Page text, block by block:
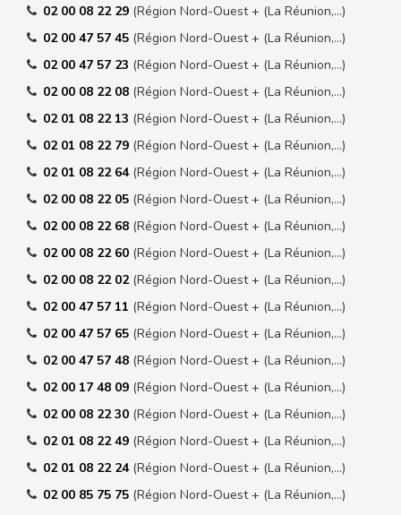
02 00 08 22 29 (Région Nord-Ouest + (La Réunion,…)
02 00 47 57 45 (Région Nord-Ouest + (La Réunion,…)
02 00 47 57 23 (Région Nord-Ouest + (La Réunion,…)
02 00 08 22 08 (Région Nord-Ouest + (La Réunion,…)
02 01 08 22 13 (Région Nord-Ouest + (La Réunion,…)
02 01 08 22 79 (Région Nord-Ouest + (La Réunion,…)
02 01 08 22 64 (Région Nord-Ouest + (La Réunion,…)
02 00 08 22 05 (Région Nord-Ouest + (La Réunion,…)
02 00 08 22 68 (Région Nord-Ouest + (La Réunion,…)
02 00 08 22 60 (Région Nord-Ouest + (La Réunion,…)
02 00 08 22 02 (Région Nord-Ouest + (La Réunion,…)
02 00 47 57 11 (Région Nord-Ouest + (La Réunion,…)
02 00 47 57 65 (Région Nord-Ouest + (La Réunion,…)
02 00 47 57 48 (Région Nord-Ouest + (La Réunion,…)
02 00 17 48 09 (Région Nord-Ouest + (La Réunion,…)
02 00 08 22 30 (Région Nord-Ouest + (La Réunion,…)
02 01 08 22 49 (Région Nord-Ouest + (La Réunion,…)
02 01 08 22 24 (Région Nord-Ouest + (La Réunion,…)
02 00 85 75 75 (Région Nord-Ouest + (La Réunion,…)